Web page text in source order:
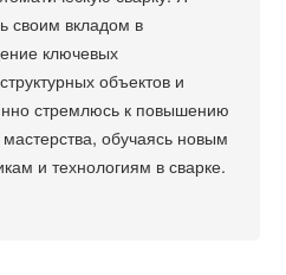
своим вкладом в
ключевых
объектов и
стремлюсь к повышению
мастерства, обучаясь новым
и технологиям в сварке.